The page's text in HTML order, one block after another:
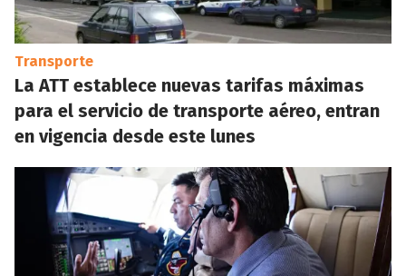
Transporte
La ATT establece nuevas tarifas máximas
para el servicio de transporte aéreo, entran
en vigencia desde este lunes